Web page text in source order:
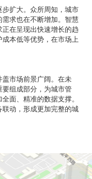
扩大。众所周知，城市
求也在不断增加。智慧
在呈现出快速增长的趋
本低等优势，在市场上
市场前景广阔。在未
组成部分，为城市管
面、精准的数据支撑。
动，形成更加完整的城